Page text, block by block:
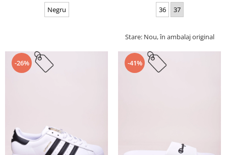
Negru 36 37
Stare: Nou, în ambalaj original
-26% -41%